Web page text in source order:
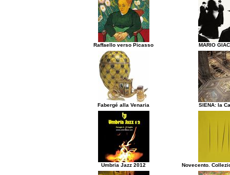
Raffaello verso Picasso MARIO
Fabergé alla Venaria SIENA: la
Umbria Jazz 2012 Novecento.